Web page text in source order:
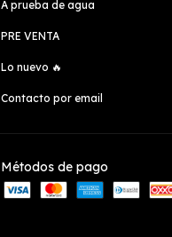
A prueba de agua
PRE VENTA
Lo nuevo 🔥
Contacto por email
Métodos de pago